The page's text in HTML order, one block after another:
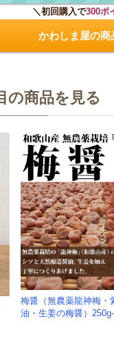
＼初回購入で300ポ
かわしま屋の商
の商品を見る
梅醤（無農薬龍神梅・
油・生姜の梅醤）